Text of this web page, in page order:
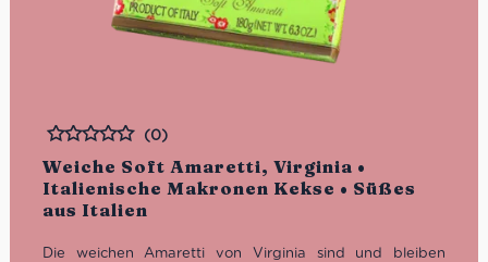
Weiche Soft Amaretti, Virginia •
Italienische Makronen Kekse • Süßes
aus Italien
Bewertet
(0)
Die weichen Amaretti von Virginia sind und bleiben